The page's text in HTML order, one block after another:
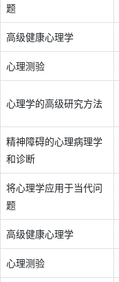
题
高级健康心理学
心理测验
心理学的高级研究方法
精神障碍的心理病理学
和诊断
将心理学应用于当代问
题
高级健康心理学
心理测验